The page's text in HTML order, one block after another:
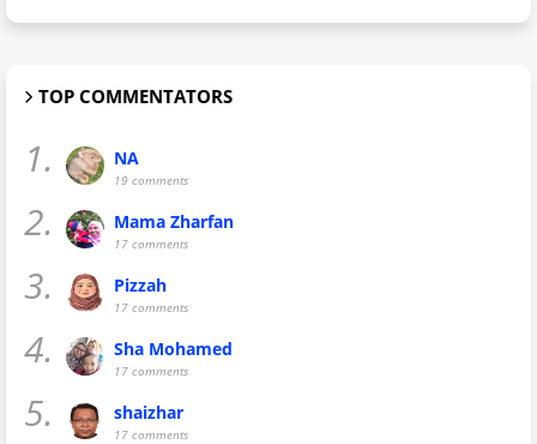
TOP COMMENTATORS
1. NA
19 comments
2. Mama Zharfan
17 comments
3. Pizzah
17 comments
4. Sha Mohamed
17 comments
5. shaizhar
17 comments